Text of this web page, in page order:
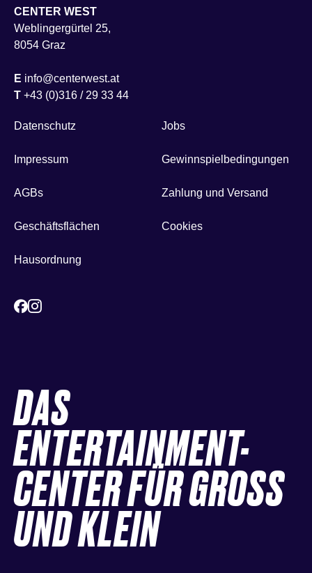
CENTER WEST
Weblingergürtel 25,
8054 Graz
E info@centerwest.at
T +43 (0)316 / 29 33 44
Datenschutz
Impressum
AGBs
Geschäftsflächen
Hausordnung
Jobs
Gewinnspielbedingungen
Zahlung und Versand
Cookies
DAS
ENTERTAINMENT-
CENTER FÜR GROSS
UND KLEIN